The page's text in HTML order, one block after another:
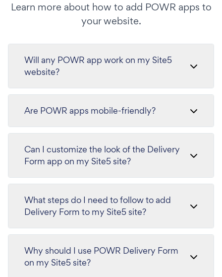
Learn more about how to add POWR apps to
your website.
Will any POWR app work on my Site5
website?
Are POWR apps mobile-friendly?
Can I customize the look of the Delivery
Form app on my Site5 site?
What steps do I need to follow to add
Delivery Form to my Site5 site?
Why should I use POWR Delivery Form
on my Site5 site?